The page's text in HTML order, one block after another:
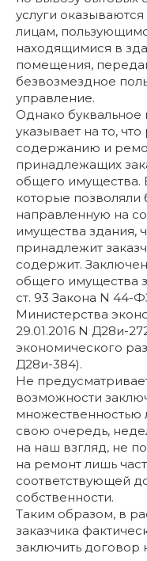
услуги
лицам,
находящимися в
помещения,
безвозмездное
управление.
Однако
указывает на то,
содержанию и
принадлежащих
общего имущества.
которые позволяли
направленную на
имущества здания,
принадлежит
содержит.
общего имущества
ст. 93 Закона N 44-
Министерства
29.01.2016 N Д28и-
экономического
Д28и-384).
Не
возможности
множественностью
свою очередь,
на наш взгляд, не
на ремонт лишь
соответствующей
собственности.
Таким образом, в
заказчика
заключить